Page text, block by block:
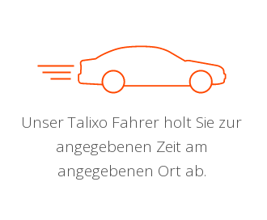
Unser Talixo Fahrer holt Sie zur
angegebenen Zeit am
angegebenen Ort ab.